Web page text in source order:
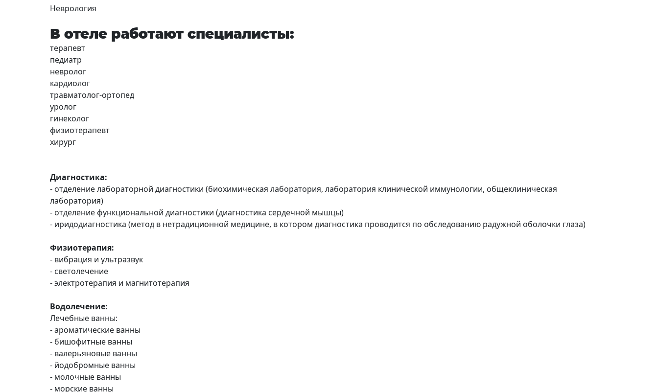
Неврология
В отеле работают специалисты:
терапевт
педиатр
невролог
кардиолог
травматолог-ортопед
уролог
гинеколог
физиотерапевт
хирург
Диагностика:
- отделение лабораторной диагностики (биохимическая лаборатория, лаборатория клинической иммунологии, общеклиническая
лаборатория)
- отделение функциональной диагностики (диагностика сердечной мышцы)
- иридодиагностика (метод в нетрадиционной медицине, в котором диагностика проводится по обследованию радужной оболочки глаза)
Физиотерапия:
- вибрация и ультразвук
- светолечение
- электротерапия и магнитотерапия
Водолечение:
Лечебные ванны:
- ароматические ванны
- бишофитные ванны
- валерьяновые ванны
- йодобромные ванны
- молочные ванны
- морские ванны